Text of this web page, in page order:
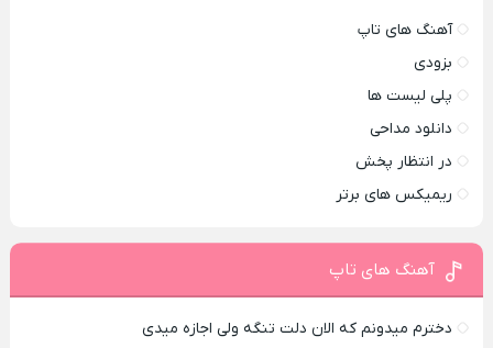
آهنگ های تاپ
بزودی
پلی لیست ها
دانلود مداحی
در انتظار پخش
ریمیکس های برتر
آهنگ های تاپ
دخترم میدونم که الان دلت تنگه ولی اجازه میدی